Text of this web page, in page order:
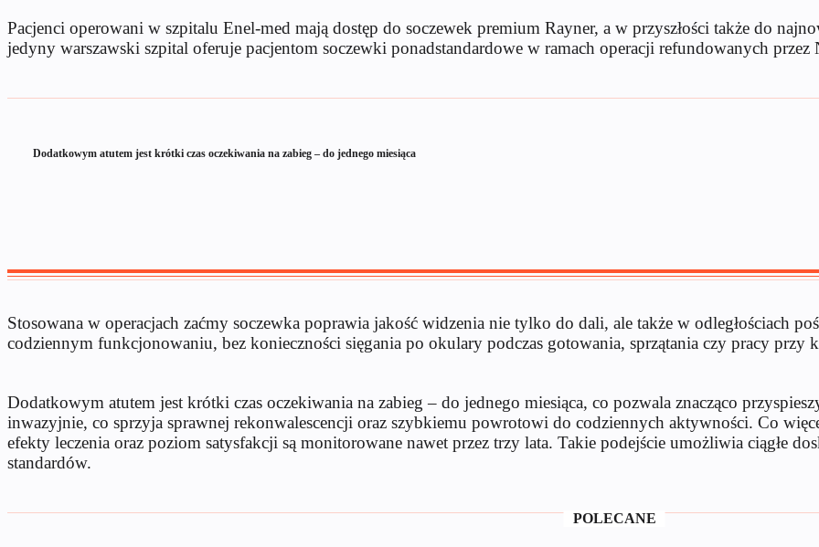
Pacjenci operowani w szpitalu Enel-med mają dostęp do soczewek premium Rayner, a w przyszłości także do
jedyny warszawski szpital oferuje pacjentom soczewki ponadstandardowe w ramach operacji refundowanych przez
Dodatkowym atutem jest krótki czas oczekiwania na zabieg – do jednego miesiąca
Stosowana w operacjach zaćmy soczewka poprawia jakość widzenia nie tylko do dali, ale także w odległościach
codziennym funkcjonowaniu, bez konieczności sięgania po okulary podczas gotowania, sprzątania czy pracy przy
Dodatkowym atutem jest krótki czas oczekiwania na zabieg – do jednego miesiąca, co pozwala znacząco
inwazyjnie, co sprzyja sprawnej rekonwalescencji oraz szybkiemu powrotowi do codziennych aktywności. Co
efekty leczenia oraz poziom satysfakcji są monitorowane nawet przez trzy lata. Takie podejście umożliwia ciągłe
standardów.
POLECANE